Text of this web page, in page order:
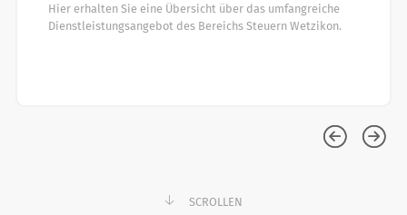
Hier erhalten Sie eine Übersicht über das umfangreiche
Dienstleistungsangebot des Bereichs Steuern Wetzikon.
SCROLLEN